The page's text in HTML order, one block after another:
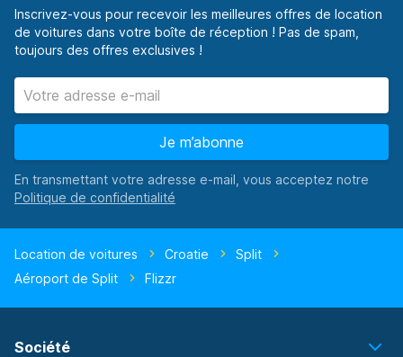
Inscrivez-vous pour recevoir les meilleures offres de location
de voitures dans votre boîte de réception ! Pas de spam,
toujours des offres exclusives !
Je m’abonne
En transmettant votre adresse e-mail, vous acceptez notre
Location de voitures Croatie
Split
Aéroport de Split
Flizzr
Société